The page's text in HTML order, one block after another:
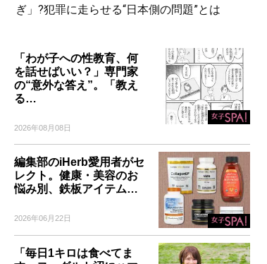
ぎ」?犯罪に走らせる“日本側の問題”とは
「わが子への性教育、何
を話せばいい？」専門家
の“意外な答え”。「教え
る…
2026年08月08日
編集部のiHerb愛用者がセ
レクト。健康・美容のお
悩み別、鉄板アイテム…
2026年06月22日
「毎日1キロは食べてま